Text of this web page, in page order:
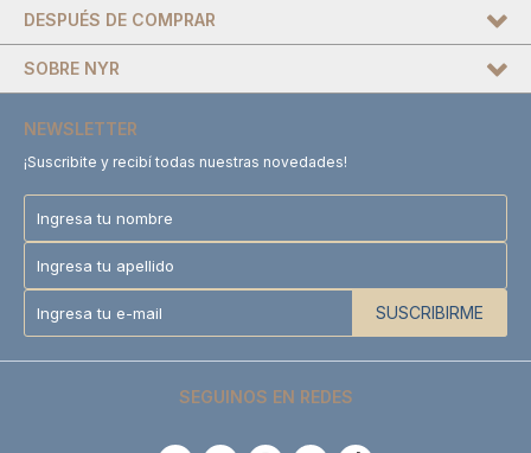
DESPUÉS DE COMPRAR
SOBRE NYR
NEWSLETTER
¡Suscribite y recibí todas nuestras novedades!
SUSCRIBIRME
SEGUINOS EN REDES